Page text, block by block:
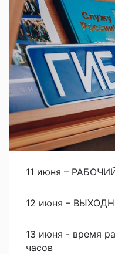
11 июня –
12 июня –
13 июня - время
часов